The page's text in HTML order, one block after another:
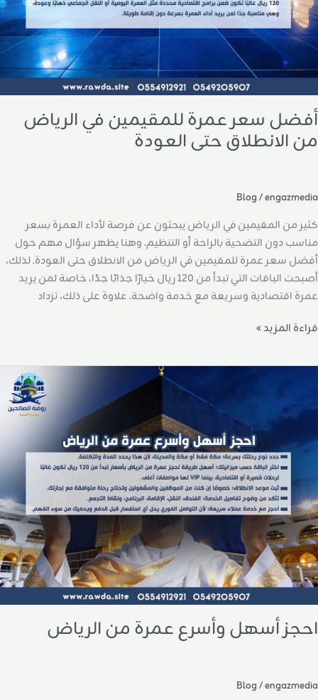
أفضل سعر عمرة للمقيمين في الرياض
من الانطلاق حتى العودة
Blog/engazmedia
كثير من المقيمين في الرياض يبحثون عن فرصة لأداء العمرة بسعر
مناسب دون التضحية بالراحة أو التنظيم. وهنا يظهر سؤال مهم حول
أفضل سعر عمرة للمقيمين في الرياض من الانطلاق حتى العودة. لذلك،
أصبحت الباقات التي تبدأ من 120 ريال خيارًا جذابًا جدًا، خاصة لمن يريد
عمرة اقتصادية وسريعة مع خدمة واضحة. علاوة على ذلك، تزداد
حتى
العودة
قراءة المزيد »
احجز أسهل وأسرع عمرة من الرياض
Blog/engazmedia
وأسرع
من
الرياض